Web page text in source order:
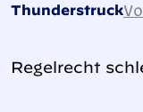
Thunderstruck
Regelrecht